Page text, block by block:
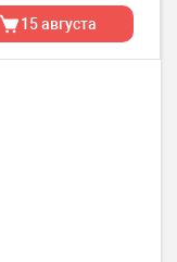
15 августа